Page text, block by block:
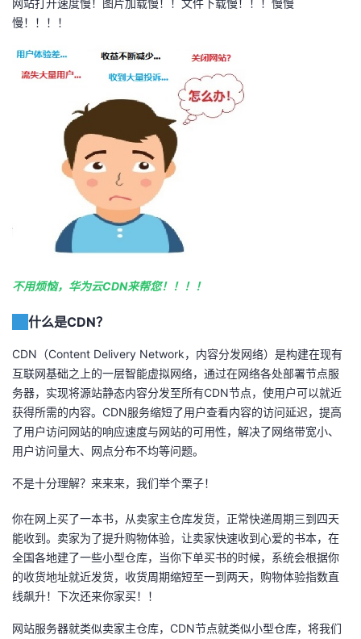
者
我
播
活
的
注
我
开
发
者
学
堂
我
我
的
Programs
我
的
支
持
我
的
我
网站打开速度慢！图片加载慢！！文件下载慢！！！慢慢
慢！！！！
不用烦恼，华为云CDN来帮您！！！！
什么是CDN？
CDN（Content Delivery Network，内容分发网络）是构建在现有
互联网基础之上的一层智能虚拟网络，通过在网络各处部署节点服
务器，实现将源站静态内容分发至所有CDN节点，使用户可以就近
获得所需的内容。CDN服务缩短了用户查看内容的访问延迟，提高
了用户访问网站的响应速度与网站的可用性，解决了网络带宽小、
用户访问量大、网点分布不均等问题。
不是十分理解？来来来，我们举个栗子！
你在网上买了一本书，从卖家主仓库发货，正常快递周期三到四天
能收到。卖家为了提升购物体验，让卖家快速收到心爱的书本，在
全国各地建了一些小型仓库，当你下单买书的时候，系统会根据你
的收货地址就近发货，收货周期缩短至一到两天，购物体验指数直
线飙升！下次还来你家买！！
网站服务器就类似卖家主仓库，CDN节点就类似小型仓库，将我们